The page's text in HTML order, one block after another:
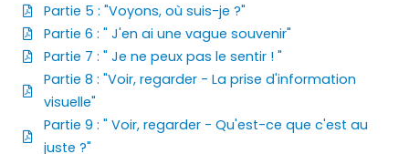
Partie 5 : "Voyons, où suis-je ?"
Partie 6 : " J'en ai une vague souvenir"
Partie 7 : " Je ne peux pas le sentir ! "
Partie 8 : "Voir, regarder - La prise d'information
visuelle"
Partie 9 : " Voir, regarder - Qu'est-ce que c'est au
juste ?"